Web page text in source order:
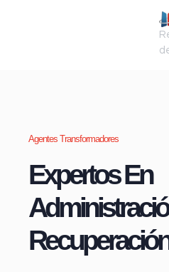
Agentes Transformadores
Expertos En